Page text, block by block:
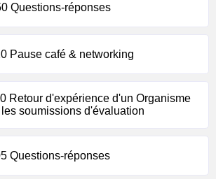
Questions-réponses
Pause café & networking
Retour d'expérience d'un Organisme
soumissions d'évaluation
Questions-réponses